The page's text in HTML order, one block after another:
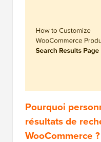
Pourquoi
résultats de
WooCommerce ?